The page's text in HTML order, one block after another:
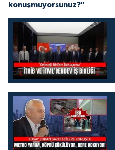
konuşmuyorsunuz?"